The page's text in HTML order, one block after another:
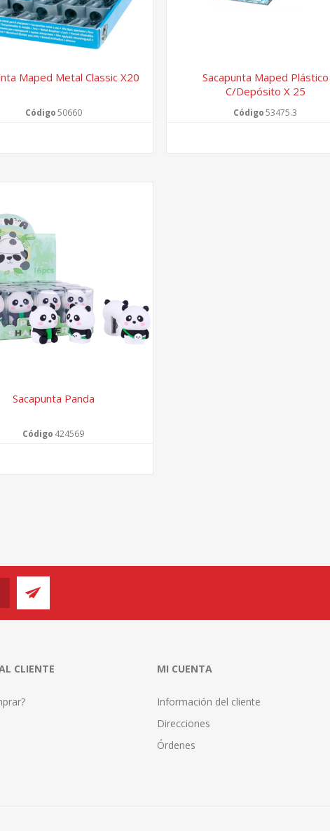
Maped Metal Classic X20
Código50660
Sacapunta Maped Plástico
C/depósito X 25
Código 53475.3
Sacapunta Panda
Código 424569
CLIENTE MI CUENTA
Información del cliente
Direcciones
Órdenes